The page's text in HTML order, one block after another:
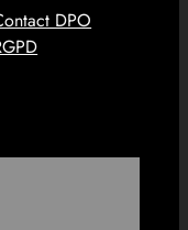
DPO